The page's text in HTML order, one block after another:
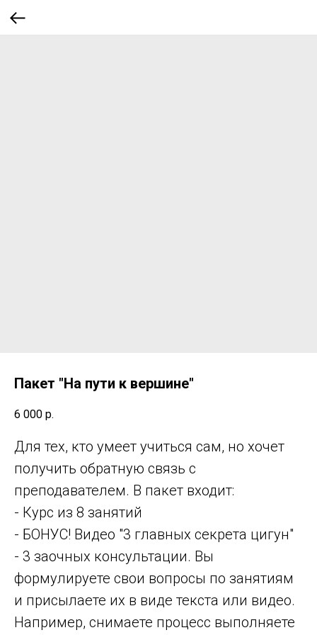
Пакет "На пути к вершине"
6 000 р.
Для тех, кто умеет учиться сам, но хочет
получить обратную связь с
преподавателем. В пакет входит:
- Курс из 8 занятий
- БОНУС! Видео "3 главных секрета цигун"
- 3 заочных консультации. Вы
формулируете свои вопросы по занятиям
и присылаете их в виде текста или видео.
Например, снимаете процесс выполняете